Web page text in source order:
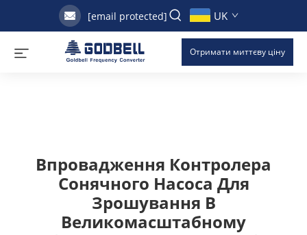
[email protected] UK
Отримати миттєву ціну
Впровадження Контролера
Сонячного Насоса Для
Зрошування В
Великомасштабному